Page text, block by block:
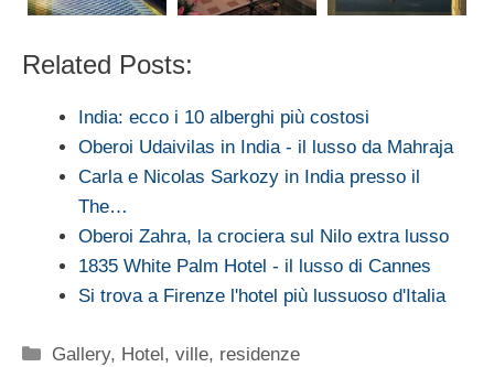
Related Posts:
India: ecco i 10 alberghi più costosi
Oberoi Udaivilas in India - il lusso da Mahraja
Carla e Nicolas Sarkozy in India presso il
The…
Oberoi Zahra, la crociera sul Nilo extra lusso
1835 White Palm Hotel - il lusso di Cannes
Si trova a Firenze l'hotel più lussuoso d'Italia
Categorie
Gallery, Hotel, ville, residenze